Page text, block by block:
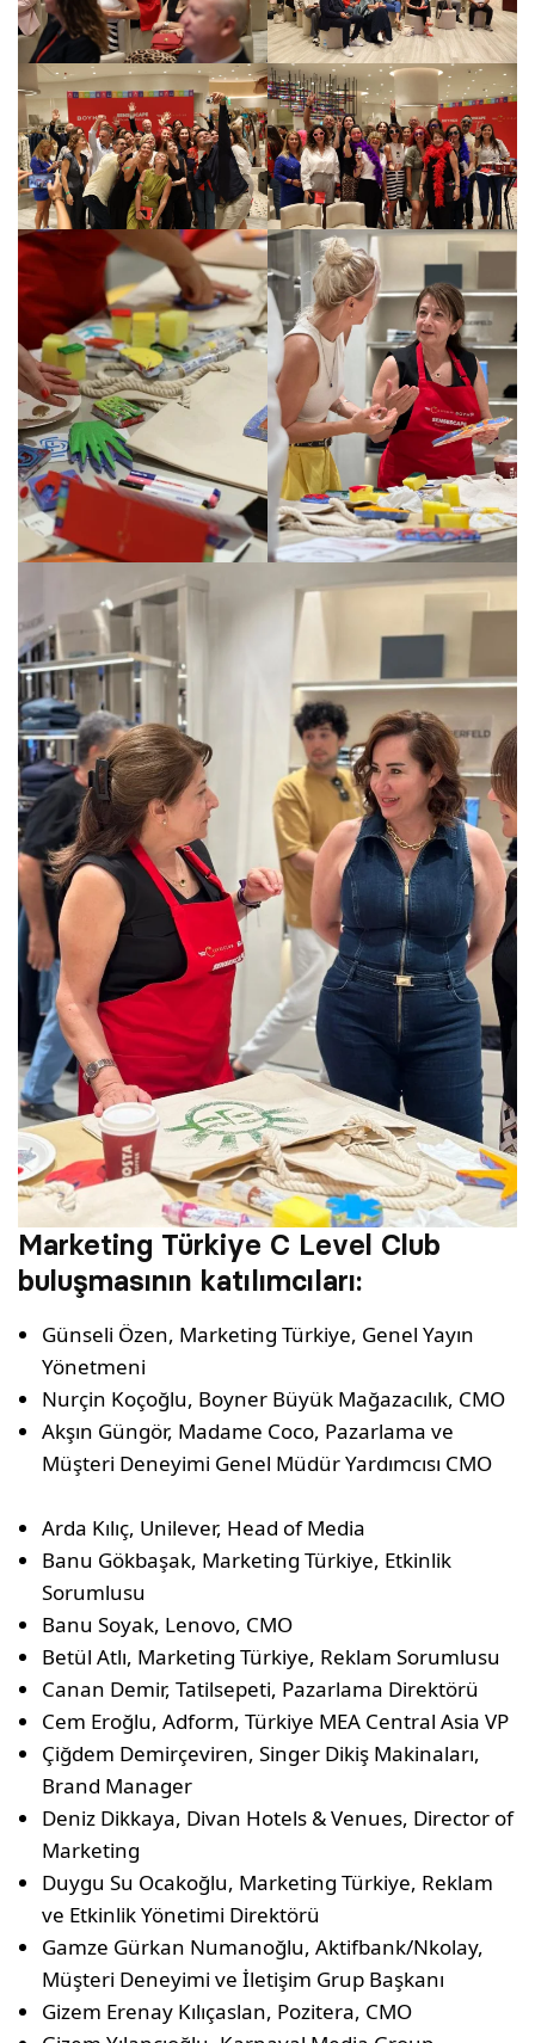
Marketing Türkiye C Level Club
buluşmasının katılımcıları:
Günseli Özen, Marketing Türkiye, Genel Yayın
Yönetmeni
Nurçin Koçoğlu, Boyner Büyük Mağazacılık, CMO
Akşın Güngör, Madame Coco, Pazarlama ve
Müşteri Deneyimi Genel Müdür Yardımcısı CMO
Arda Kılıç, Unilever, Head of Media
Banu Gökbaşak, Marketing Türkiye, Etkinlik
Sorumlusu
Banu Soyak, Lenovo, CMO
Betül Atlı, Marketing Türkiye, Reklam Sorumlusu
Canan Demir, Tatilsepeti, Pazarlama Direktörü
Cem Eroğlu, Adform, Türkiye MEA Central Asia VP
Çiğdem Demirçeviren, Singer Dikiş Makinaları,
Brand Manager
Deniz Dikkaya, Divan Hotels & Venues, Director of
Marketing
Duygu Su Ocakoğlu, Marketing Türkiye, Reklam
ve Etkinlik Yönetimi Direktörü
Gamze Gürkan Numanoğlu, Aktifbank/Nkolay,
Müşteri Deneyimi ve İletişim Grup Başkanı
Gizem Erenay Kılıçaslan, Pozitera, CMO